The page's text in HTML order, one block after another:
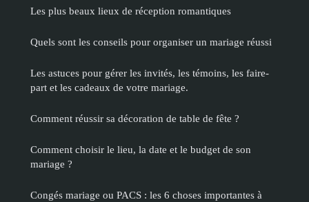
Les plus beaux lieux de réception romantiques
Quels sont les conseils pour organiser un mariage réussi
Les astuces pour gérer les invités, les témoins, les faire-
part et les cadeaux de votre mariage.
Comment réussir sa décoration de table de fête ?
Comment choisir le lieu, la date et le budget de son
mariage ?
Congés mariage ou PACS : les 6 choses importantes à